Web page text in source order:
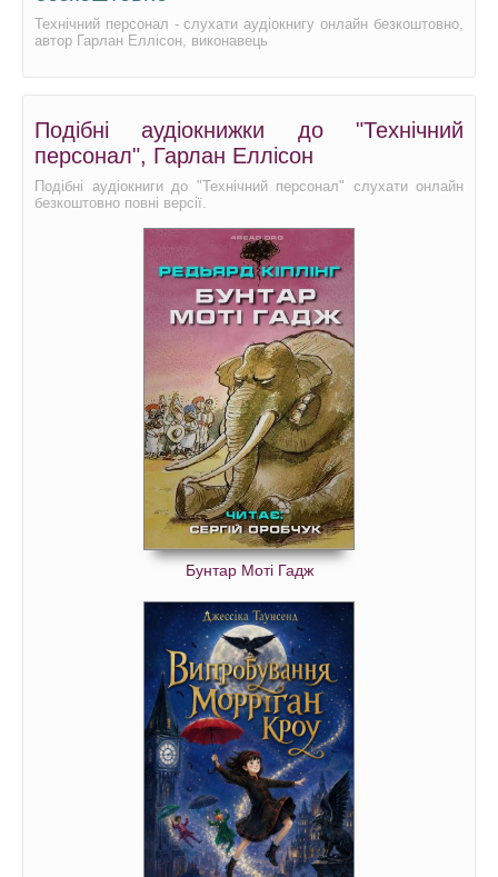
Технічний персонал - слухати аудіокнигу онлайн безкоштовно,
автор Гарлан Еллісон, виконавець
Подібні аудіокнижки до "Технічний
персонал", Гарлан Еллісон
Подібні аудіокниги до "Технічний персонал" слухати онлайн
безкоштовно повні версії.
Бунтар Моті Гадж